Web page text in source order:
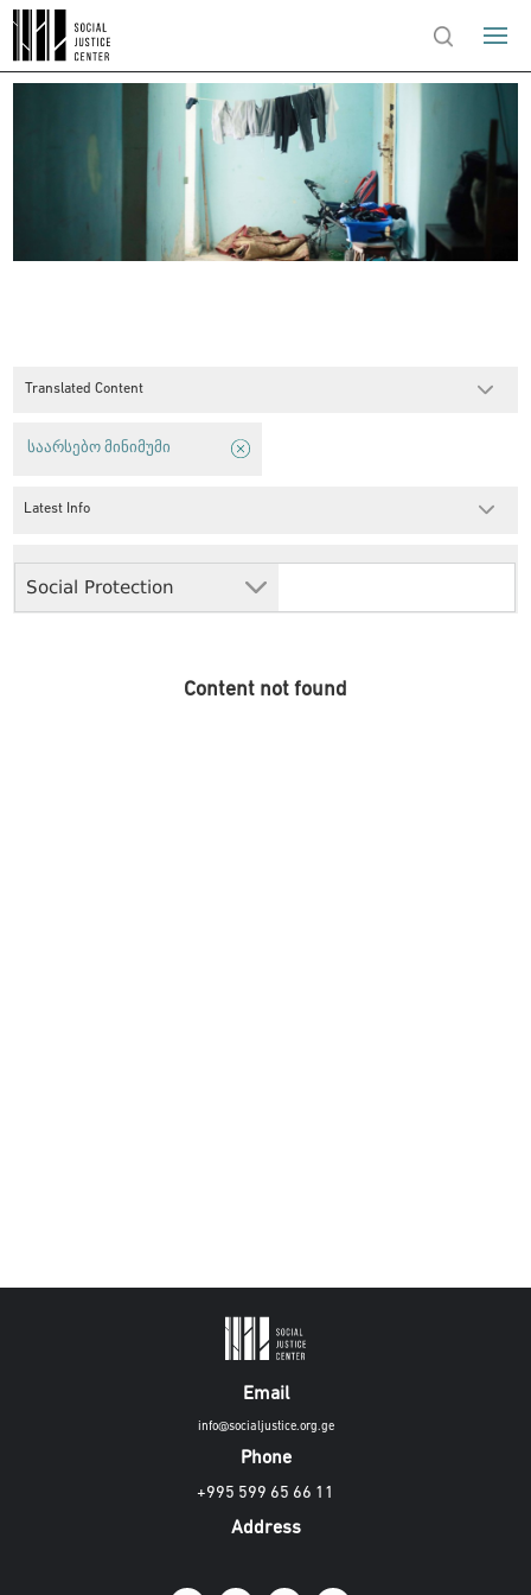
Translated Content
Social Protection
საარსებო მინიმუმი
Latest Info
Content not found
Email
info@socialjustice.org.ge
Phone
+995 599 65 66 11
Address